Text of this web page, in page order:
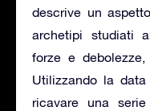
descrive un
archetipi studiati
forze e
Utilizzando la
ricavare una